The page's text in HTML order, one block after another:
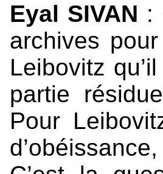
Eyal SIVAN :
archives
Leibovitz
partie
Pour